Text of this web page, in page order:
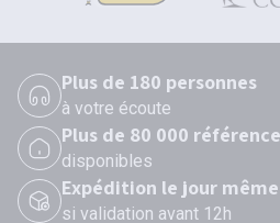
Plus de 180 personnes
à votre écoute
Plus de 80 000
disponibles
Expédition le jour même
si validation avant 12h